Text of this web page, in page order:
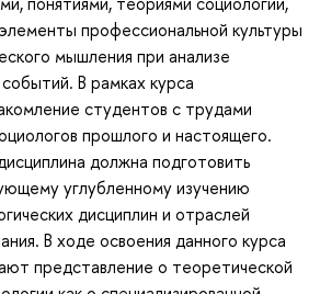
профессиональной культуры
мышления при анализе
В рамках курса
студентов с трудами
прошлого и настоящего.
должна подготовить
углубленному изучению
дисциплин и отраслей
В ходе освоения данного курса
представление о теоретической